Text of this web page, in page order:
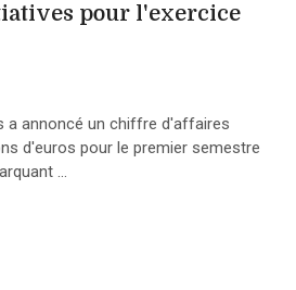
pour l'exercice
a annoncé un chiffre d'affaires
d'euros pour le premier semestre
...